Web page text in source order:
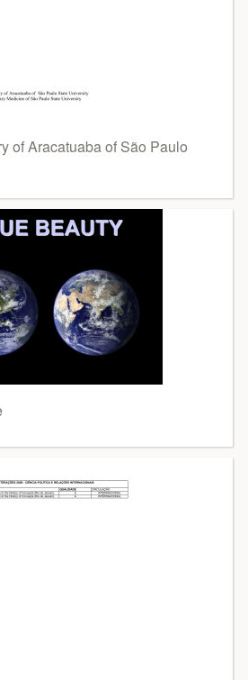
of Aracatuaba of São Paulo